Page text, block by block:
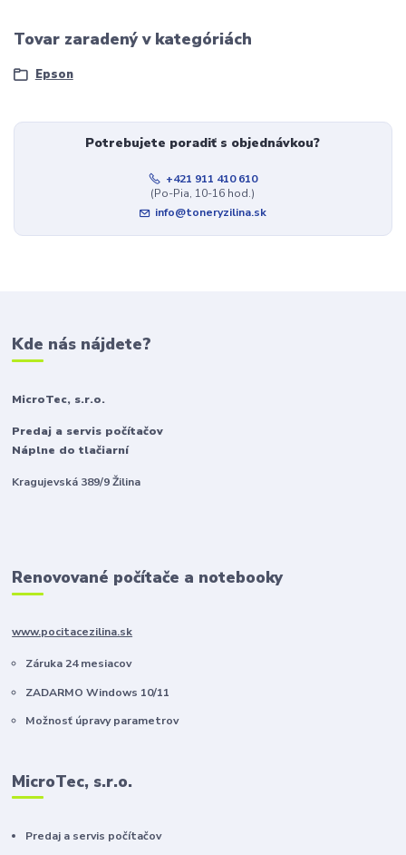
Tovar zaradený v kategóriách
Epson
Potrebujete poradiť s objednávkou?
+421 911 410 610
(Po-Pia, 10-16 hod.)
info@toneryzilina.sk
Kde nás nájdete?
MicroTec, s.r.o.
Predaj a servis počítačov
Náplne do tlačiarní
Kragujevská 389/9 Žilina
Renovované počítače a notebooky
www.pocitacezilina.sk
Záruka 24 mesiacov
ZADARMO Windows 10/11
Možnosť úpravy parametrov
MicroTec, s.r.o.
Predaj a servis počítačov